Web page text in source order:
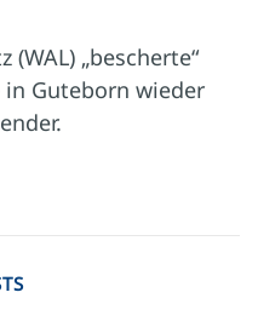
(WAL) „bescherte“
in Guteborn wieder